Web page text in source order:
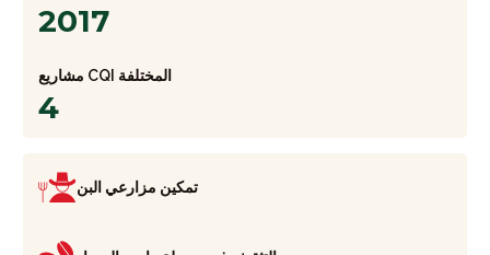
2017
مشاريع CQI المختلفة
4
تمكين مزارعي البن